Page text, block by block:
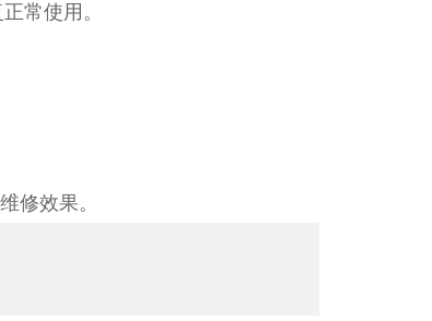
常使用。
修效果。